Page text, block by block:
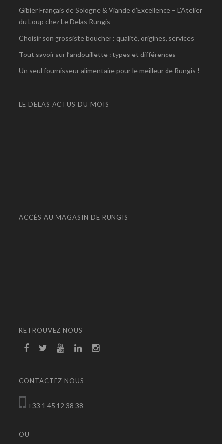
Gibier Français de Sologne & Viande d’Excellence – L’Atelier
du Loup chez Le Delas Rungis
Choisir son grossiste boucher : qualité, origines, services
Tout savoir sur l’andouillette : types et différences
Un seul fournisseur alimentaire pour le meilleur de Rungis !
LE DELAS ACTUS DU MOIS
ACCÈS AU MAGASIN DE RUNGIS
RETROUVEZ NOUS
CONTACTEZ NOUS
+33 1 45 12 38 38
OU